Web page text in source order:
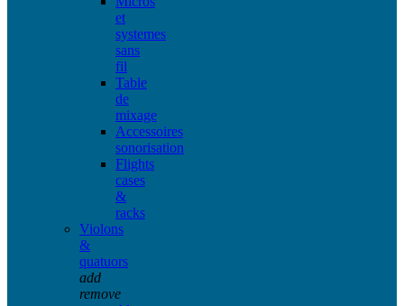
et
systemes
sans
fil
Table
de
mixage
Accessoires
sonorisation
Flights
cases
&
racks
Violons
&
quatuors
add
remove